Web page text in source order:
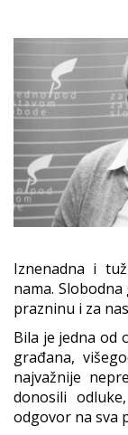
Iznenadna i
nama.
prazninu i za
Bila je jedna od
građana,
najvažnije
donosili
odgovor na sva